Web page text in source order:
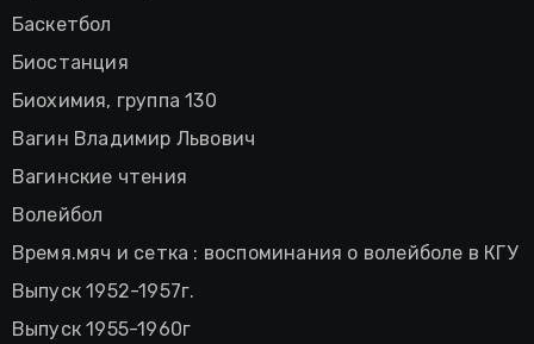
Баскетбол
Биостанция
Биохимия, группа 130
Вагин Владимир Львович
Вагинские чтения
Волейбол
Время.мяч и сетка : воспоминания о волейболе в КГУ
Выпуск 1952-1957г.
Выпуск 1955-1960г